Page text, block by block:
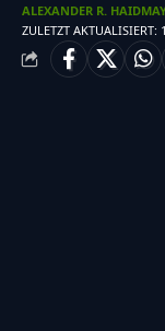
ZULETZT AKTUALISIERT:
ALEXANDER R.